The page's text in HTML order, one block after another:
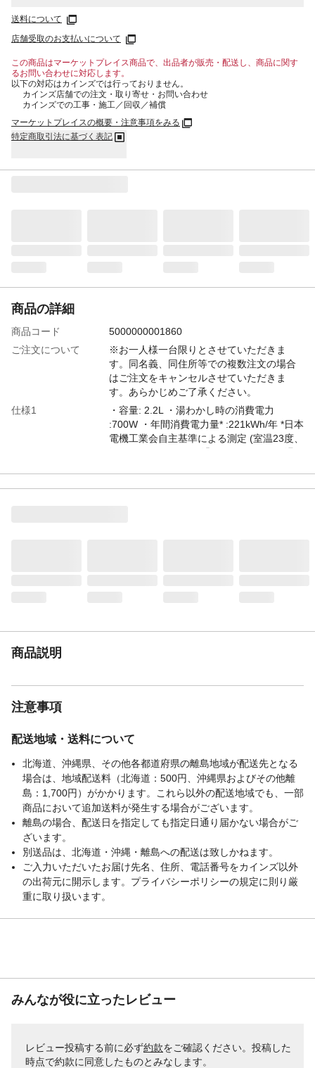
送料について
店舗受取のお支払いについて
この商品はマーケットプレイス商品で、出品者が販売・配送し、商品に関す
るお問い合わせに対応します。
以下の対応はカインズでは行っておりません。
カインズ店舗での注文・取り寄せ・お問い合わせ
カインズでの工事・施工／回収／補償
マーケットプレイスの概要・注意事項をみる
特定商取引法に基づく表記
商品の詳細
商品コード
5000000001860
ご注文について
※お一人様一台限りとさせていただきま
す。同名義、同住所等での複数注文の場合
はご注文をキャンセルさせていただきま
す。あらかじめご了承ください。
仕様1
・容量: 2.2L ・湯わかし時の消費電力
:700W ・年間消費電力量* :221kWh/年 *日本
電機工業会自主基準による測定 (室温23度、
仕様3
湯もれ防止、傾斜お湯もれ防止、カラだき
商品説明
注意事項
配送地域・送料について
北海道、沖縄県、その他各都道府県の離島地域が配送先となる
場合は、地域配送料（北海道：500円、沖縄県およびその他離
島：1,700円）がかかります。これら以外の配送地域でも、一部
商品において追加送料が発生する場合がございます。
離島の場合、配送日を指定しても指定日通り届かない場合がご
ざいます。
別送品は、北海道・沖縄・離島への配送は致しかねます。
ご入力いただいたお届け先名、住所、電話番号をカインズ以外
の出荷元に開示します。プライバシーポリシーの規定に則り厳
重に取り扱います。
みんなが役に立ったレビュー
レビュー投稿する前に必ず約款をご確認ください。投稿した
時点で約款に同意したものとみなします。